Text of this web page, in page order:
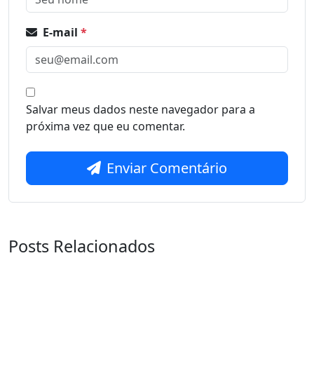
E-mail *
Salvar meus dados neste navegador para a
próxima vez que eu comentar.
Enviar Comentário
Posts Relacionados